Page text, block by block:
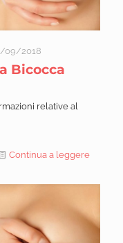
09/2018
Bicocca
relative al
Continua a leggere